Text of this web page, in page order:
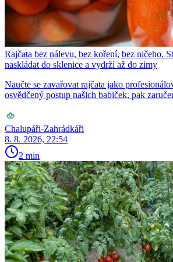
Rajčata bez nálevu, bez koření, bez ničeho.
naskládat do sklenice a vydrží až do zimy
Naučte se zavařovat rajčata jako
osvědčený postup našich babiček, pak
Chalupáři-Zahrádkáři
8. 8. 2026, 22:54
2 min